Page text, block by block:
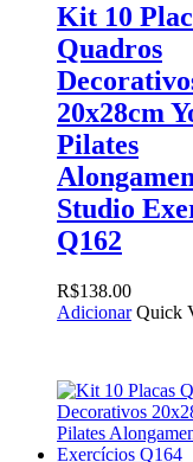
Kit 10
Quadros
20x28cm
Pilates
Studio
Q162
R$138.00
Adicionar Quick